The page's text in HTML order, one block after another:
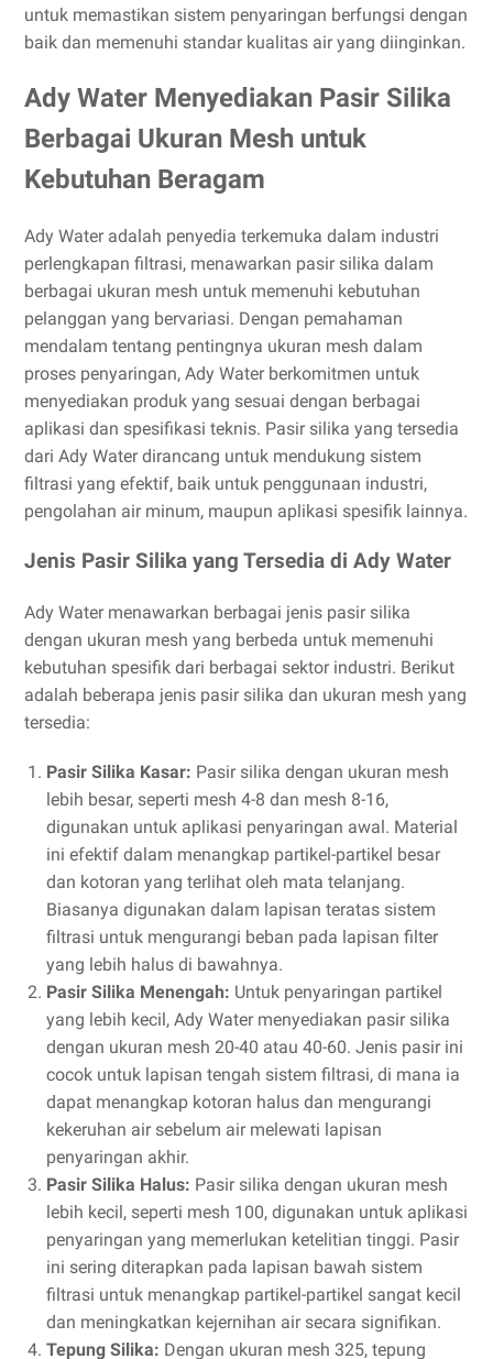
untuk memastikan sistem penyaringan berfungsi dengan
baik dan memenuhi standar kualitas air yang diinginkan.
Ady Water Menyediakan Pasir Silika
Berbagai Ukuran Mesh untuk
Kebutuhan Beragam
Ady Water adalah penyedia terkemuka dalam industri
perlengkapan filtrasi, menawarkan pasir silika dalam
berbagai ukuran mesh untuk memenuhi kebutuhan
pelanggan yang bervariasi. Dengan pemahaman
mendalam tentang pentingnya ukuran mesh dalam
proses penyaringan, Ady Water berkomitmen untuk
menyediakan produk yang sesuai dengan berbagai
aplikasi dan spesifikasi teknis. Pasir silika yang tersedia
dari Ady Water dirancang untuk mendukung sistem
filtrasi yang efektif, baik untuk penggunaan industri,
pengolahan air minum, maupun aplikasi spesifik lainnya.
Jenis Pasir Silika yang Tersedia di Ady Water
Ady Water menawarkan berbagai jenis pasir silika
dengan ukuran mesh yang berbeda untuk memenuhi
kebutuhan spesifik dari berbagai sektor industri. Berikut
adalah beberapa jenis pasir silika dan ukuran mesh yang
tersedia:
Pasir Silika Kasar: Pasir silika dengan ukuran mesh
lebih besar, seperti mesh 4-8 dan mesh 8-16,
digunakan untuk aplikasi penyaringan awal. Material
ini efektif dalam menangkap partikel-partikel besar
dan kotoran yang terlihat oleh mata telanjang.
Biasanya digunakan dalam lapisan teratas sistem
filtrasi untuk mengurangi beban pada lapisan filter
yang lebih halus di bawahnya.
Pasir Silika Menengah: Untuk penyaringan partikel
yang lebih kecil, Ady Water menyediakan pasir silika
dengan ukuran mesh 20-40 atau 40-60. Jenis pasir ini
cocok untuk lapisan tengah sistem filtrasi, di mana ia
dapat menangkap kotoran halus dan mengurangi
kekeruhan air sebelum air melewati lapisan
penyaringan akhir.
Pasir Silika Halus: Pasir silika dengan ukuran mesh
lebih kecil, seperti mesh 100, digunakan untuk aplikasi
penyaringan yang memerlukan ketelitian tinggi. Pasir
ini sering diterapkan pada lapisan bawah sistem
filtrasi untuk menangkap partikel-partikel sangat kecil
dan meningkatkan kejernihan air secara signifikan.
Tepung Silika: Dengan ukuran mesh 325, tepung